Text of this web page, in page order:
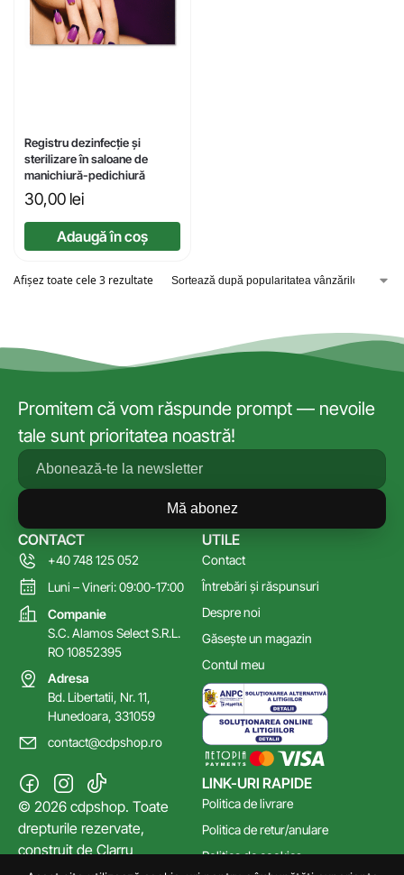
Registru dezinfecție și
sterilizare în saloane de
manichiură-pedichiură
30,00 lei
Adaugă în coș
Afișez toate cele 3 rezultate
Promitem că vom răspunde prompt — nevoile
tale sunt prioritatea noastră!
Mă abonez
LINK-URI RAPIDE
Politica de livrare
Politica de retur/anulare
Politica de cookies
UTILE
Contact
Întrebări și răspunsuri
Despre noi
Găsește un magazin
Contul meu
CONTACT
+40 748 125 052
Luni – Vineri: 09:00-17:00
Companie
S.C. Alamos Select S.R.L.
RO 10852395
Adresa
Bd. Libertatii, Nr. 11,
Hunedoara, 331059
contact@cdpshop.ro
© 2026 cdpshop. Toate
drepturile rezervate,
construit deClarru